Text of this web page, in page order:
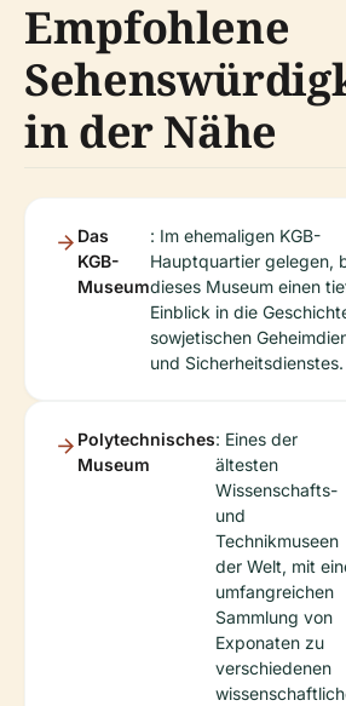
Empfohlene
in der Nähe
Das
KGB-
Museum
: Im ehemaligen KGB-
Hauptquartier gelegen,
dieses Museum einen
Einblick in die
sowjetischen
und
Polytechnisches
Museum
: Eines der
ältesten
Wissenschafts-
und
Technikmuseen
der Welt, mit
umfangreichen
Sammlung von
Exponaten zu
verschiedenen